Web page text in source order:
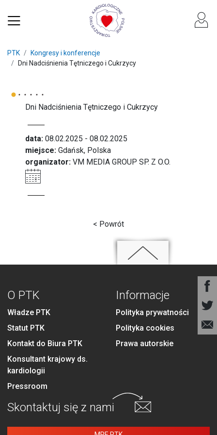
PTK
Kongresy i konferencje
Dni Nadciśnienia Tętniczego i Cukrzycy
Dni Nadciśnienia Tętniczego i Cukrzycy
data: 08.02.2025 - 08.02.2025
miejsce: Gdańsk, Polska
organizator: VM MEDIA GROUP SP. Z O.O.
< Powrót
O PTK
Władze PTK
Statut PTK
Kontakt do Biura PTK
Konsultant krajowy ds.
kardiologii
Pressroom
Informacje
Polityka prywatności
Polityka cookies
Prawa autorskie
Skontaktuj się z nami